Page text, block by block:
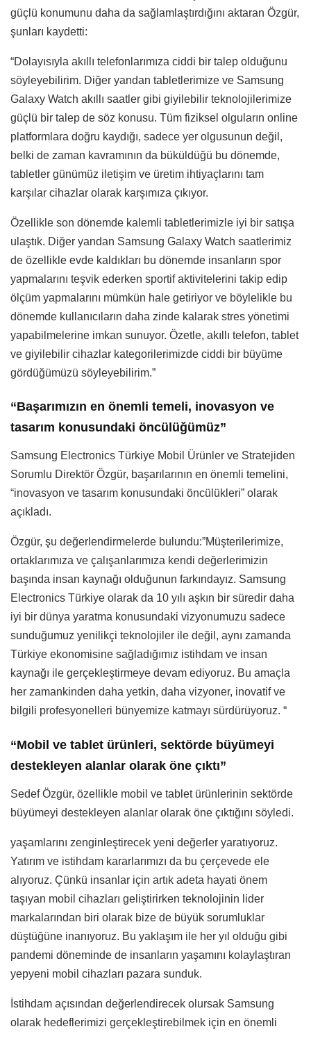
güçlü konumunu daha da sağlamlaştırdığını aktaran Özgür,
şunları kaydetti:
“Dolayısıyla akıllı telefonlarımıza ciddi bir talep olduğunu
söyleyebilirim. Diğer yandan tabletlerimize ve Samsung
Galaxy Watch akıllı saatler gibi giyilebilir teknolojilerimize
güçlü bir talep de söz konusu. Tüm fiziksel olguların online
platformlara doğru kaydığı, sadece yer olgusunun değil,
belki de zaman kavramının da büküldüğü bu dönemde,
tabletler günümüz iletişim ve üretim ihtiyaçlarını tam
karşılar cihazlar olarak karşımıza çıkıyor.
Özellikle son dönemde kalemli tabletlerimizle iyi bir satışa
ulaştık. Diğer yandan Samsung Galaxy Watch saatlerimiz
de özellikle evde kaldıkları bu dönemde insanların spor
yapmalarını teşvik ederken sportif aktivitelerini takip edip
ölçüm yapmalarını mümkün hale getiriyor ve böylelikle bu
dönemde kullanıcıların daha zinde kalarak stres yönetimi
yapabilmelerine imkan sunuyor. Özetle, akıllı telefon, tablet
ve giyilebilir cihazlar kategorilerimizde ciddi bir büyüme
gördüğümüzü söyleyebilirim.”
“Başarımızın en önemli temeli, inovasyon ve
tasarım konusundaki öncülüğümüz”
Samsung Electronics Türkiye Mobil Ürünler ve Stratejiden
Sorumlu Direktör Özgür, başarılarının en önemli temelini,
“inovasyon ve tasarım konusundaki öncülükleri” olarak
açıkladı.
Özgür, şu değerlendirmelerde bulundu:”Müşterilerimize,
ortaklarımıza ve çalışanlarımıza kendi değerlerimizin
başında insan kaynağı olduğunun farkındayız. Samsung
Electronics Türkiye olarak da 10 yılı aşkın bir süredir daha
iyi bir dünya yaratma konusundaki vizyonumuzu sadece
sunduğumuz yenilikçi teknolojiler ile değil, aynı zamanda
Türkiye ekonomisine sağladığımız istihdam ve insan
kaynağı ile gerçekleştirmeye devam ediyoruz. Bu amaçla
her zamankinden daha yetkin, daha vizyoner, inovatif ve
bilgili profesyonelleri bünyemize katmayı sürdürüyoruz. “
“Mobil ve tablet ürünleri, sektörde büyümeyi
destekleyen alanlar olarak öne çıktı”
Sedef Özgür, özellikle mobil ve tablet ürünlerinin sektörde
büyümeyi destekleyen alanlar olarak öne çıktığını söyledi.
yaşamlarını zenginleştirecek yeni değerler yaratıyoruz.
Yatırım ve istihdam kararlarımızı da bu çerçevede ele
alıyoruz. Çünkü insanlar için artık adeta hayati önem
taşıyan mobil cihazları geliştirirken teknolojinin lider
markalarından biri olarak bize de büyük sorumluklar
düştüğüne inanıyoruz. Bu yaklaşım ile her yıl olduğu gibi
pandemi döneminde de insanların yaşamını kolaylaştıran
yepyeni mobil cihazları pazara sunduk.
İstihdam açısından değerlendirecek olursak Samsung
olarak hedeflerimizi gerçekleştirebilmek için en önemli